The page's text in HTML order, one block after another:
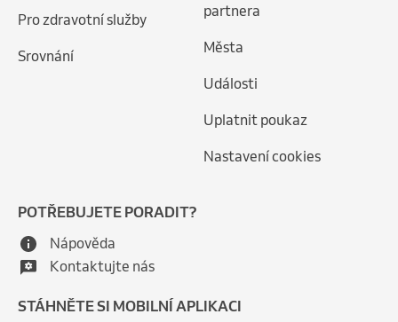
Pro zdravotní služby
Srovnání
partnera
Města
Události
Uplatnit poukaz
Nastavení cookies
POTŘEBUJETE PORADIT?
Nápověda
Kontaktujte nás
STÁHNĚTE SI MOBILNÍ APLIKACI